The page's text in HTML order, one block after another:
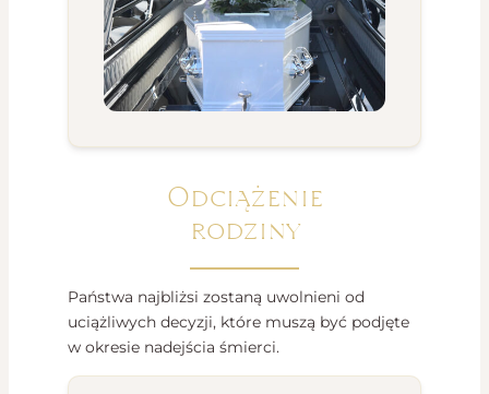
Odciążenie
rodziny
Państwa najbliżsi zostaną uwolnieni od
uciążliwych decyzji, które muszą być podjęte
w okresie nadejścia śmierci.